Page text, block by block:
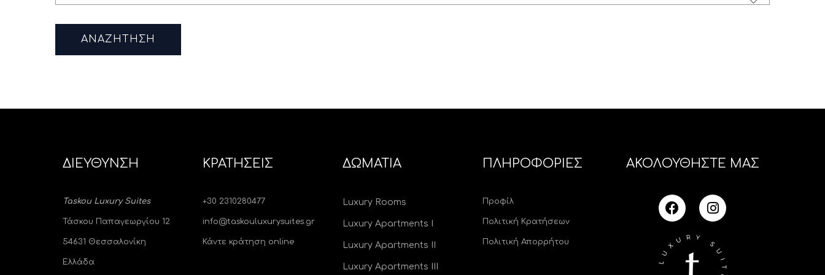
ΔΙΕΥΘΥΝΣΗ
Taskou Luxury Suites
Τάσκου Παπαγεωργίου 12
54631 Θεσσαλονίκη
Ελλάδα
ΚΡΑΤΗΣΕΙΣ
+30 2310280477
info@taskouluxurysuites.gr
Κάντε κράτηση online
ΔΩΜΑΤΙΑ
Luxury Rooms
Luxury Apartments I
Luxury Apartments II
Luxury Apartments III
ΠΛΗΡΟΦΟΡΙΕΣ
Προφίλ
Πολιτική Κρατήσεων
Πολιτική Απορρήτου
ΑΚΟΛΟΥΘΗΣΤΕ ΜΑΣ